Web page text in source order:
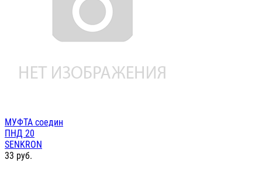
МУФТА соедин
ПНД 20
SENKRON
33 руб.